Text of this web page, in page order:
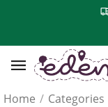
Home / Categories